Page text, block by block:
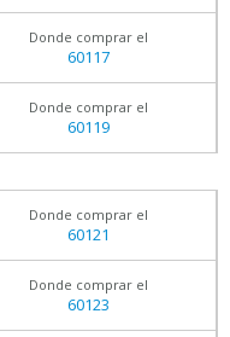
Donde comprar el
60117
Donde comprar el
60119
Donde comprar el
60121
Donde comprar el
60123